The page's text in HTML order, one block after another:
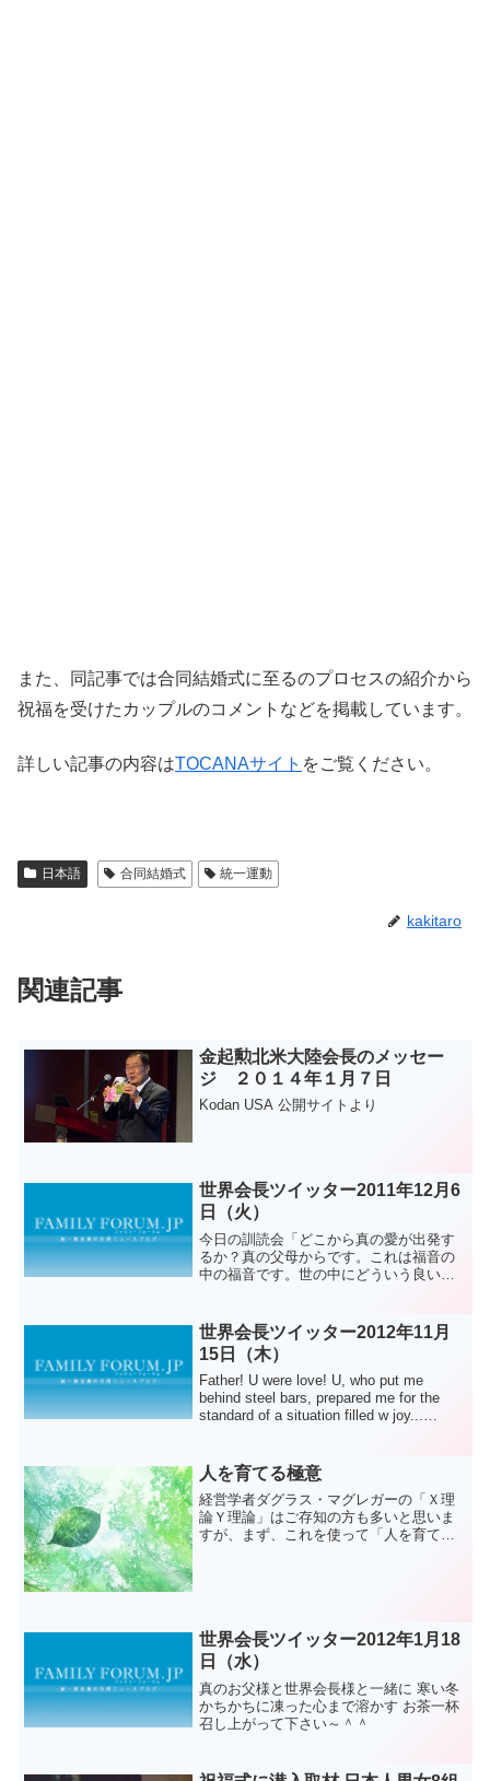
また、同記事では合同結婚式に至るのプロセスの紹介から
祝福を受けたカップルのコメントなどを掲載しています。
詳しい記事の内容はTOCANAサイト をご覧ください。
日本語 合同結婚式 統一運動
kakitaro
関連記事
金起勲北米大陸会長のメッセー
ジ ２０１４年１月７日
Kodan USA 公開サイトより
世界会長ツイッター2011年12月6
日（火）
今日の訓読会「どこから真の愛が出発す
るか？真の父母からです。これは福音の
中の福音です。世の中にどういう良い言
ないので 真の父母以上 良い福音は無いと
いうのです。」アジ...
世界会長ツイッター2012年11月
15日（木）
Father! U were love! U, who put me
behind steel bars, prepared me for the
standard of a situation filled w joy...
人を育てる極意
経営学者ダグラス・マグレガーの「Ｘ理
論Ｙ理論」はご存知の方も多いと思いま
すが、まず、これを使って「人を育てる
世界会長ツイッター2012年1月18
日（水）
真のお父様と世界会長様と一緒に 寒い冬
かちかちに凍った心まで溶かす お茶一杯
召し上がって下さい～＾＾